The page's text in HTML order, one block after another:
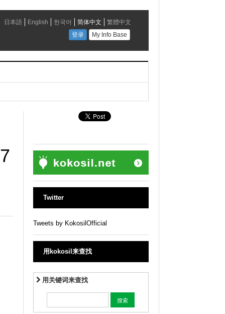
Twitter
Tweets by KokosilOfficial
用kokosil来查找
用关键词来查找